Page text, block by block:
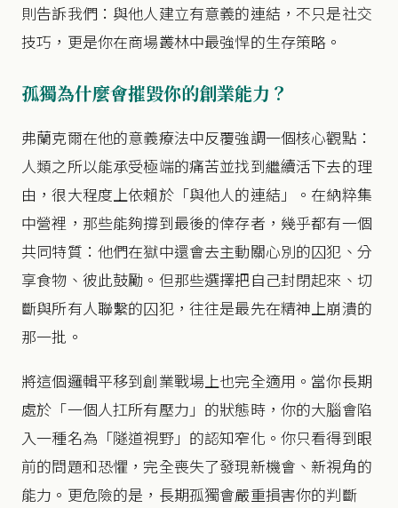
則告訴我們：與他人建立有意義的連結，不只是社交
技巧，更是你在商場叢林中最強悍的生存策略。
孤獨為什麼會摧毀你的創業能力？
弗蘭克爾在他的意義療法中反覆強調一個核心觀點：
人類之所以能承受極端的痛苦並找到繼續活下去的理
由，很大程度上依賴於「與他人的連結」。在納粹集
中營裡，那些能夠撐到最後的倖存者，幾乎都有一個
共同特質：他們在獄中還會去主動關心別的囚犯、分
享食物、彼此鼓勵。但那些選擇把自己封閉起來、切
斷與所有人聯繫的囚犯，往往是最先在精神上崩潰的
那一批。
將這個邏輯平移到創業戰場上也完全適用。當你長期
處於「一個人扛所有壓力」的狀態時，你的大腦會陷
入一種名為「隧道視野」的認知窄化。你只看得到眼
前的問題和恐懼，完全喪失了發現新機會、新視角的
能力。更危險的是，長期孤獨會嚴重損害你的判斷